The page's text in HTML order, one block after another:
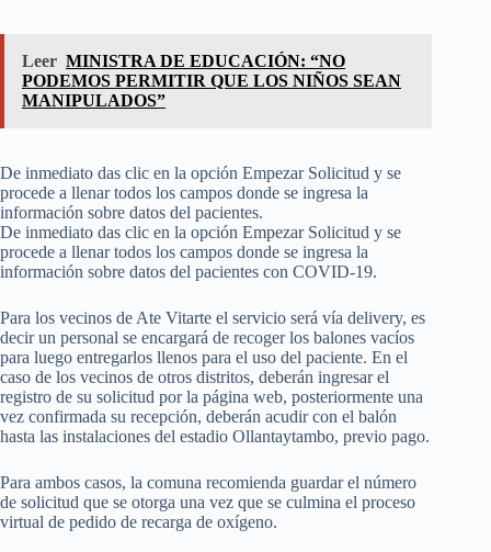
Leer MINISTRA DE EDUCACIÓN: “NO
PODEMOS PERMITIR QUE LOS NIÑOS SEAN
MANIPULADOS”
De inmediato das clic en la opción Empezar Solicitud y se
procede a llenar todos los campos donde se ingresa la
información sobre datos del pacientes.
De inmediato das clic en la opción Empezar Solicitud y se
procede a llenar todos los campos donde se ingresa la
información sobre datos del pacientes con COVID-19.
Para los vecinos de Ate Vitarte el servicio será vía delivery, es
decir un personal se encargará de recoger los balones vacíos
para luego entregarlos llenos para el uso del paciente. En el
caso de los vecinos de otros distritos, deberán ingresar el
registro de su solicitud por la página web, posteriormente una
vez confirmada su recepción, deberán acudir con el balón
hasta las instalaciones del estadio Ollantaytambo, previo pago.
Para ambos casos, la comuna recomienda guardar el número
de solicitud que se otorga una vez que se culmina el proceso
virtual de pedido de recarga de oxígeno.